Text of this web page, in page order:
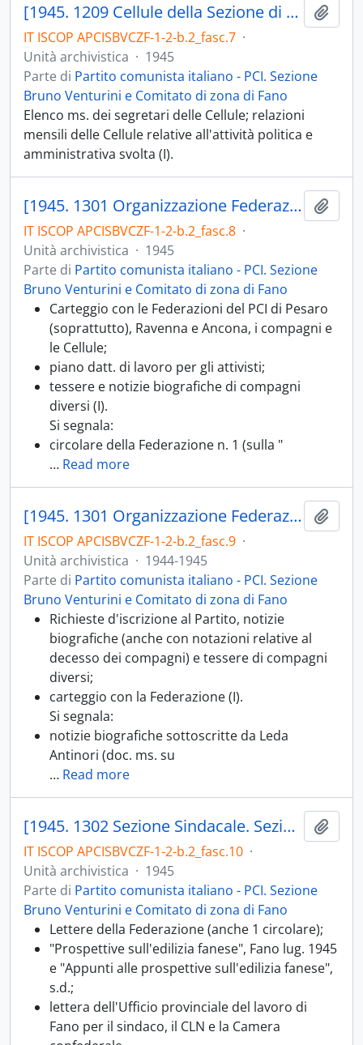
[1945. 1209 Cellule della Sezione di Fano; 1209.01 Elenchi componenti e segretari delle cellule e dei Comitati di cellula; 1209.02 Relazioni politico-amministrative mensili; 1209.03 Relazioni riunioni di cellula]
IT ISCOP APCISBVCZF-1-2-b.2_fasc.7 ·
Unità archivistica · 1945
Parte di Partito comunista italiano - PCI. Sezione
Bruno Venturini e Comitato di zona di Fano
Elenco ms. dei segretari delle Cellule; relazioni
mensili delle Cellule relative all'attività politica e
amministrativa svolta (I).
[1945. 1301 Organizzazione Federazione di Pesaro. Sezione Organizzazione (Quadri); 1301.03 Scuola di Partito; 1301.04 Tesseramento; 1301.05 Provvedimenti disciplinari, dimissioni dal Partito]
IT ISCOP APCISBVCZF-1-2-b.2_fasc.8 ·
Unità archivistica · 1945
Parte di Partito comunista italiano - PCI. Sezione
Bruno Venturini e Comitato di zona di Fano
Carteggio con le Federazioni del PCI di Pesaro
(soprattutto), Ravenna e Ancona, i compagni e
le Cellule;
piano datt. di lavoro per gli attivisti;
tessere e notizie biografiche di compagni
diversi (I).
Si segnala:
circolare della Federazione n. 1 (sulla "
… Read more
[1945. 1301 Organizzazione Federazione di Pesaro. Sezione Organizzazione (Quadri); 1301.06 Note biografiche e richieste d'iscrizione; 1301.07 Richieste informazioni]
IT ISCOP APCISBVCZF-1-2-b.2_fasc.9 ·
Unità archivistica · 1944-1945
Parte di Partito comunista italiano - PCI. Sezione
Bruno Venturini e Comitato di zona di Fano
Richieste d'iscrizione al Partito, notizie
biografiche (anche con notazioni relative al
decesso dei compagni) e tessere di compagni
diversi;
carteggio con la Federazione (I).
Si segnala:
notizie biografiche sottoscritte da Leda
Antinori (doc. ms. su
… Read more
[1945. 1302 Sezione Sindacale. Sezione Lavoro di Massa; 1302.05 Problemi dell'edilizia, della casa, urbanistici e trasporti; 1302.08 Problemi dell'Agricoltura]
IT ISCOP APCISBVCZF-1-2-b.2_fasc.10 ·
Unità archivistica · 1945
Parte di Partito comunista italiano - PCI. Sezione
Bruno Venturini e Comitato di zona di Fano
Lettere della Federazione (anche 1 circolare);
"Prospettive sull'edilizia fanese", Fano lug. 1945
e "Appunti alle prospettive sull'edilizia fanese",
s.d.;
lettera dell'Ufficio provinciale del lavoro di
Fano per il sindaco, il CLN e la Camera